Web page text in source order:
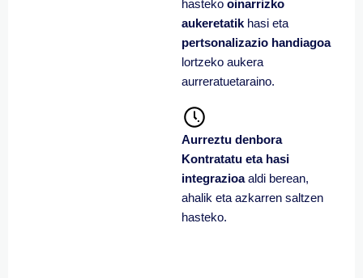
hasteko oinarrizko
aukeretatik hasi eta
pertsonalizazio handiagoa
lortzeko aukera
aurreratuetaraino.
Aurreztu denbora
Kontratatu eta hasi
integrazioaaldi berean,
ahalik eta azkarren saltzen
hasteko.